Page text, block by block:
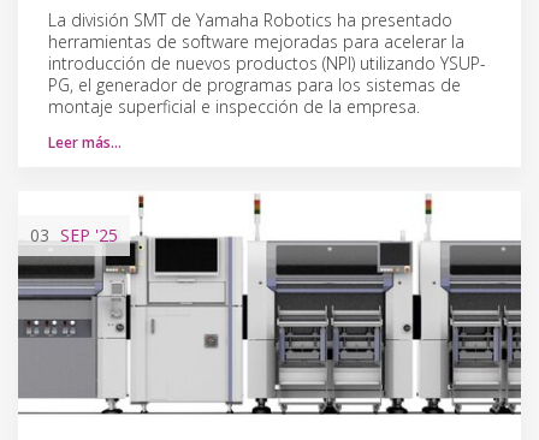
La división SMT de Yamaha Robotics ha presentado
herramientas de software mejoradas para acelerar la
introducción de nuevos productos (NPI) utilizando YSUP-
PG, el generador de programas para los sistemas de
montaje superficial e inspección de la empresa.
Leer más…
03 SEP '25